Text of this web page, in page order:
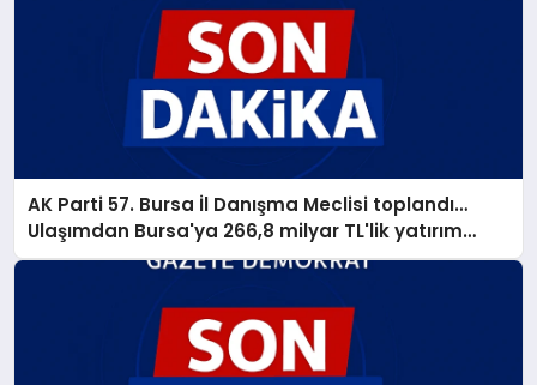
AK Parti 57. Bursa İl Danışma Meclisi toplandı…
Ulaşımdan Bursa'ya 266,8 milyar TL'lik yatırım
müjdesi